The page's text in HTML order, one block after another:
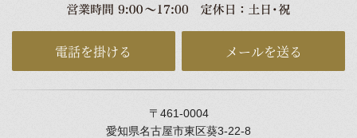
電話を掛ける メールを送る
〒461-0004
愛知県名古屋市東区葵3-22-8